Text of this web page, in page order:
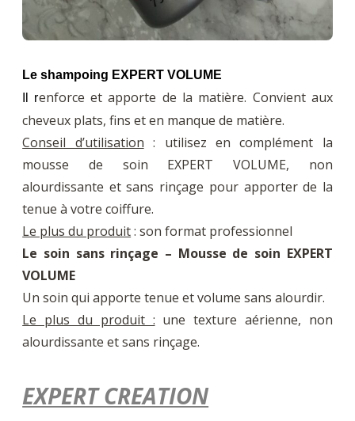
Le shampoing EXPERT VOLUME
Il renforce et apporte de la matière. Convient aux
cheveux plats, fins et en manque de matière.
Conseil d’utilisation : utilisez en complément la
mousse de soin EXPERT VOLUME, non
alourdissante et sans rinçage pour apporter de la
tenue à votre coiffure.
Le plus du produit: son format professionnel
Le soin sans rinçage – Mousse de soin EXPERT
VOLUME
Un soin qui apporte tenue et volume sans alourdir.
Le plus du produit : une texture aérienne, non
alourdissante et sans rinçage.
EXPERT CREATION